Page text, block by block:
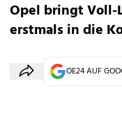
Opel bringt Voll-
erstmals in die
OE24 AUF